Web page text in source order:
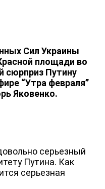
Сил Украины
площади во
сюрприз Путину
“Утра февраля”
Яковенко.
серьезный
Путина. Как
серьезная